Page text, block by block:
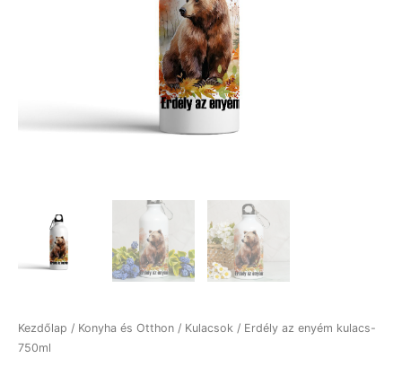
Kezdőlap / Konyha és Otthon / Kulacsok / Erdély az enyém kulacs-
750ml